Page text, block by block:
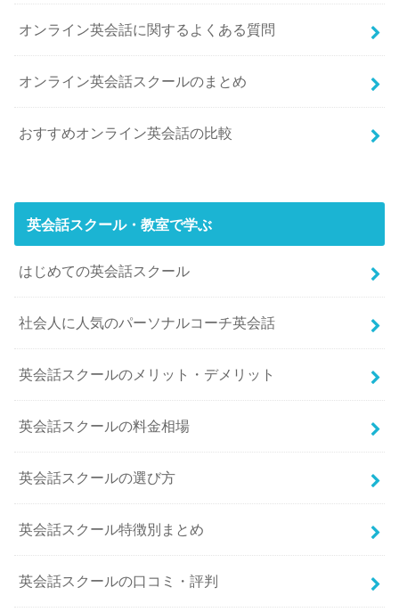
オンライン英会話に関するよくある質問
オンライン英会話スクールのまとめ
おすすめオンライン英会話の比較
英会話スクール・教室で学ぶ
はじめての英会話スクール
社会人に人気のパーソナルコーチ英会話
英会話スクールのメリット・デメリット
英会話スクールの料金相場
英会話スクールの選び方
英会話スクール特徴別まとめ
英会話スクールの口コミ・評判